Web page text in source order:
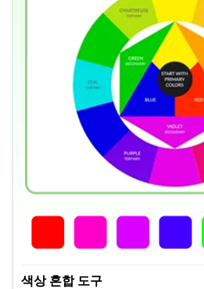
색상 혼합 도구